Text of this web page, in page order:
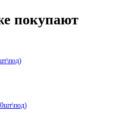
покупают